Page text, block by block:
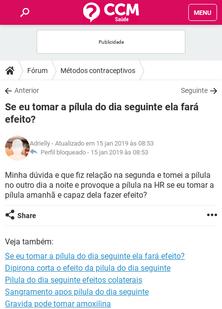
MENU
FÓRUM
SAÚDE
FAMÍLIA
NUTRIÇÃO
SEXUALIDADE
GLOSSÁRIO
Fórum Métodos contraceptivos
Anterior Seguinte
Se eu tomar a pílula do dia seguinte ela fará
efeito?
Adrielly - Atualizado em 15 jan 2019 às 08:53
Perfil bloqueado - 15 jan 2019 às 08:53
Minha dúvida e que fiz relação na segunda e tomei a pílula
no outro dia a noite e provoque a pílula na HR se eu tomar a
pílula amanhã e capaz dela fazer efeito?
Share
Veja também:
Se eu tomar a pílula do dia seguinte ela fará efeito?
Dipirona corta o efeito da pilula do dia seguinte
Pilula do dia seguinte efeitos colaterais
Sangramento apos pilula do dia seguinte
Gravida pode tomar amoxilina